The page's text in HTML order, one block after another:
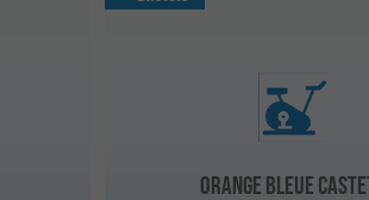
Orange bleue